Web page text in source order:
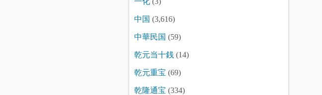
中国 (3,616)
中華民国 (59)
乾元当十銭 (14)
乾元重宝 (69)
乾隆通宝 (334)